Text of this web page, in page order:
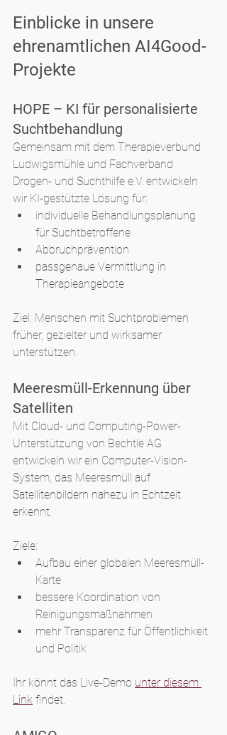
Einblicke in unsere
ehrenamtlichen AI4Good-
Projekte
HOPE – KI für personalisierte
Suchtbehandlung
Gemeinsam mit dem Therapieverbund
Ludwigsmühle und Fachverband
Drogen- und Suchthilfe e.V. entwickeln
wir KI-gestützte Lösung für:
individuelle Behandlungsplanung
für Suchtbetroffene
Abbruchprävention
passgenaue Vermittlung in
Therapieangebote
Ziel: Menschen mit Suchtproblemen
früher, gezielter und wirksamer
unterstützen.
Meeresmüll-Erkennung über
Satelliten
Mit Cloud- und Computing-Power-
Unterstützung von Bechtle AG
entwickeln wir ein Computer-Vision-
System, das Meeresmüll auf
Satellitenbildern nahezu in Echtzeit
erkennt.
Ziele:
Aufbau einer globalen Meeresmüll-
Karte
bessere Koordination von
Reinigungsmaßnahmen
mehr Transparenz für Öffentlichkeit
und Politik
Ihr könnt das Live-Demo unter diesem
Link findet.